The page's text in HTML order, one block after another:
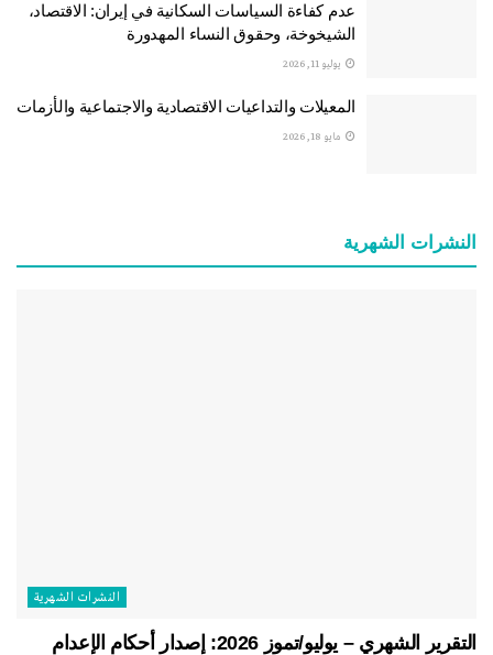
عدم كفاءة السياسات السكانية في إيران: الاقتصاد،
الشيخوخة، وحقوق النساء المهدورة
يوليو 11, 2026
المعيلات والتداعيات الاقتصادية والاجتماعية والأزمات
مايو 18, 2026
النشرات الشهریة
النشرات الشهریة
التقرير الشهري – يوليو/تموز 2026: إصدار أحكام الإعدام